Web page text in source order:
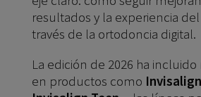
resultados y la experiencia
través de la ortodoncia digital.
La edición de 2026 ha
en productos como